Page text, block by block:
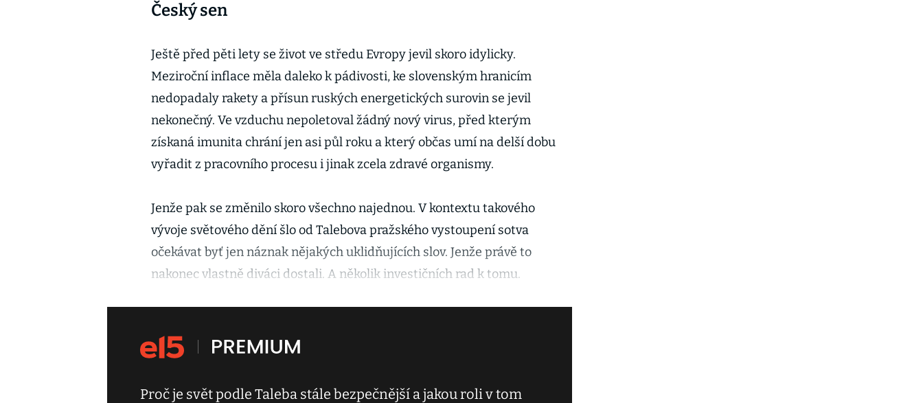
Český sen
Ještě před pěti lety se život ve středu Evropy jevil skoro idylicky.
Meziroční inflace měla daleko k pádivosti, ke slovenským hranicím
nedopadaly rakety a přísun ruských energetických surovin se jevil
nekonečný. Ve vzduchu nepoletoval žádný nový virus, před kterým
získaná imunita chrání jen asi půl roku a který občas umí na delší dobu
vyřadit z pracovního procesu i jinak zcela zdravé organismy.
Jenže pak se změnilo skoro všechno najednou. V kontextu takového
vývoje světového dění šlo od Talebova pražského vystoupení sotva
očekávat byť jen náznak nějakých uklidňujících slov. Jenže právě to
nakonec vlastně diváci dostali. A několik investičních rad k tomu.
Proč je svět podle Taleba stále bezpečnější a jakou roli v tom